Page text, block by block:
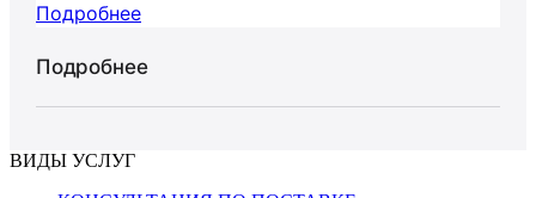
Подробнее
Подробнее
ВИДЫ УСЛУГ